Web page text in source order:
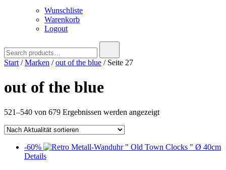
Wunschliste
Warenkorb
Logout
for:
Start /Marken /out of the blue / Seite 27
out of the blue
521–540 von 679 Ergebnissen werden angezeigtNach
-60%
Details